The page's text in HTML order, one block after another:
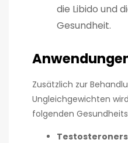
die Libido und
Gesundheit.
Zusätzlich zur
Ungleichgewichten
folgenden